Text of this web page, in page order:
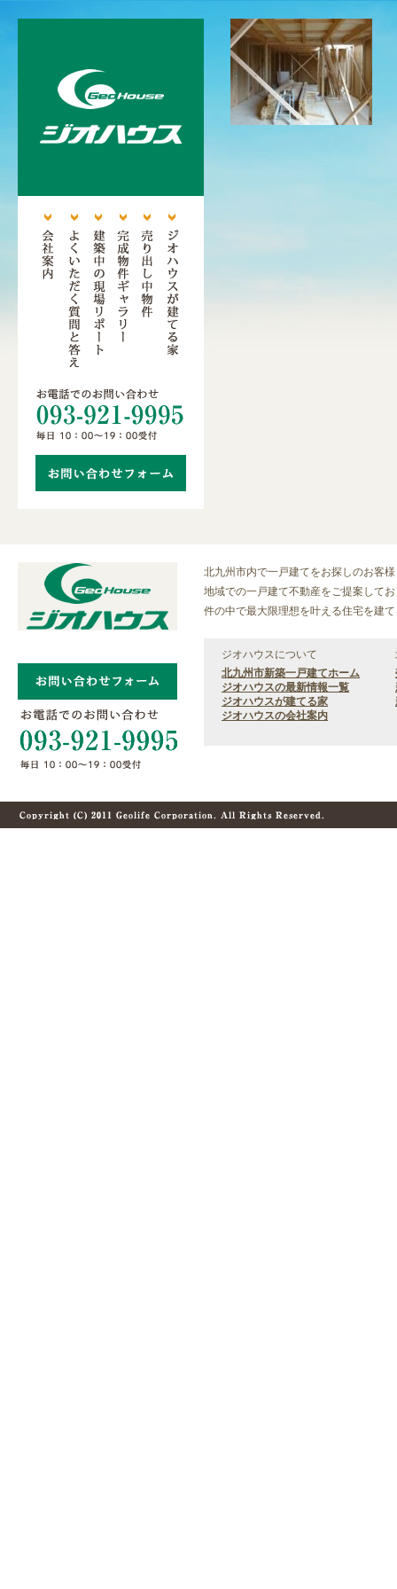
北九州市内で一戸建てをお探しのお客
地域での一戸建て不動産をご提案して
件の中で最大限理想を叶える住宅を建
ジオハウスについて
北九州市新築一戸建てホーム
ジオハウスの最新情報一覧
ジオハウスが建てる家
ジオハウスの会社案内